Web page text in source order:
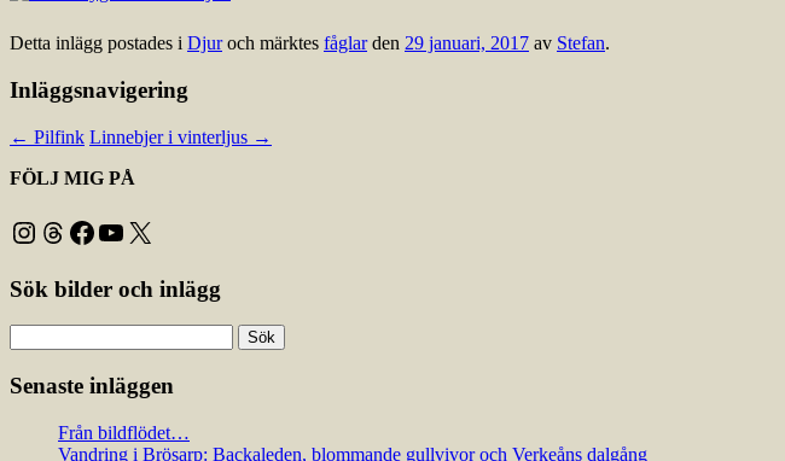
Detta inlägg postades i Djuroch märktes fåglarden 29 januari, 2017 av Stefan.
Inläggsnavigering
← Pilfink Linnebjer i vinterljus →
FÖLJ MIG PÅ
Instagram
Threads
Facebook
YouTube
X
Sök bilder och inlägg
efter:
Senaste inläggen
Från bildflödet…
Vandring i Brösarp: Backaleden, blommande gullvivor och Verkeåns dalgång